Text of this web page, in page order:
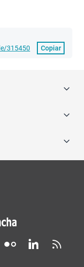
315450
Copiar